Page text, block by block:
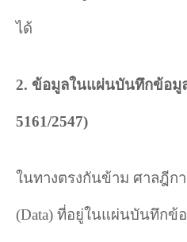
ได้
2. ข้อมูลในแผ่นบันทึกข้อมู
5161/2547)
ในทางตรงกันข้าม ศาลฎีก
(Data) ที่อยู่ในแผ่นบันทึกข้